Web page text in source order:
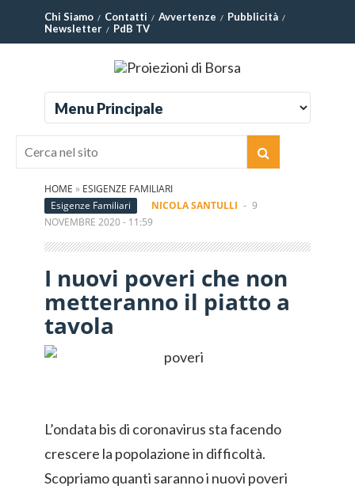
Chi Siamo Contatti Avvertenze
Pubblicità
Newsletter
PdB TV
HOME » ESIGENZE FAMILIARI
Esigenze Familiari
NICOLA SANTULLI - 9
NOVEMBRE 2020 - 11:59
I nuovi poveri che non
metteranno il piatto a
tavola
L’ondata bis di coronavirus sta facendo
crescere la popolazione in difficoltà.
Scopriamo quanti saranno i nuovi poveri